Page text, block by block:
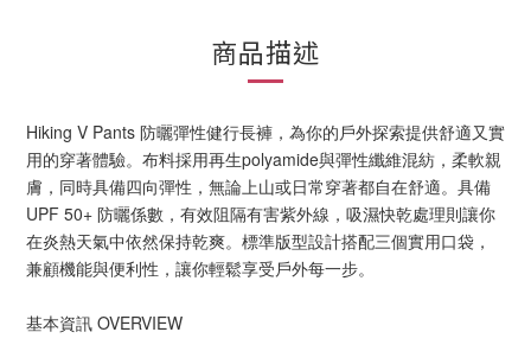
商品描述
Hiking V Pants 防曬彈性健行長褲，為你的戶外探索提供舒適又實
用的穿著體驗。布料採用再生polyamide與彈性纖維混紡，柔軟親
膚，同時具備四向彈性，無論上山或日常穿著都自在舒適。具備
UPF 50+ 防曬係數，有效阻隔有害紫外線，吸濕快乾處理則讓你
在炎熱天氣中依然保持乾爽。標準版型設計搭配三個實用口袋，
兼顧機能與便利性，讓你輕鬆享受戶外每一步。
基本資訊 OVERVIEW